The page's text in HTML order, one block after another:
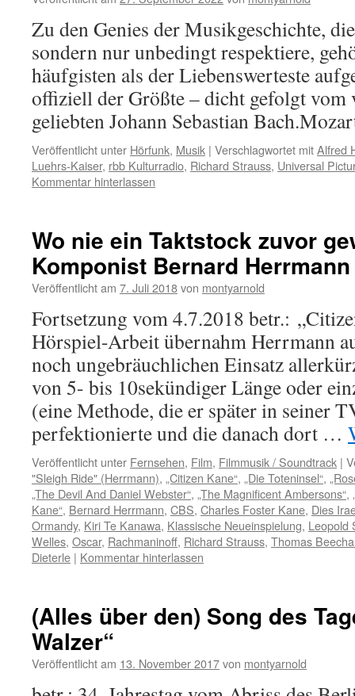
Zu den Genies der Musikgeschichte,
sondern nur unbedingt respektiere,
häufgisten als der Liebenswerteste
offiziell der Größte – dicht gefolgt vom
geliebten Johann Sebastian
Veröffentlicht unter Hörfunk, Musik | Verschlagwortet mitAlfred
Luehrs-Kaiser, rbb Kulturradio, Richard Strauss, Universal
Kommentar hinterlassen
Wo nie ein Taktstock zuvor
Komponist Bernard Herrmann
Veröffentlicht am 7. Juli 2018von montyarnold
Fortsetzung vom 4.7.2018 betr.:
Hörspiel-Arbeit übernahm Herrmann
noch ungebräuchlichen Einsatz
von 5- bis 10sekündiger Länge oder
(eine Methode, die er später in seiner
perfektionierte und die danach dort …
Veröffentlicht unter Fernsehen, Film, Filmmusik / Soundtrack |
"Sleigh Ride" (Herrmann), „Citizen Kane“, „Die Toteninsel“,
„The Devil And Daniel Webster“, „The Magnificent Ambersons“,
Kane“, Bernard Herrmann, CBS, Charles Foster Kane, Dies
Ormandy, Kiri Te Kanawa, Klassische Neueinspielung, Leopold
Welles, Oscar, Rachmaninoff, Richard Strauss, Thomas
Dieterle | Kommentar hinterlassen
(Alles über den) Song des
Walzer“
Veröffentlicht am 13. November 2017von montyarnold